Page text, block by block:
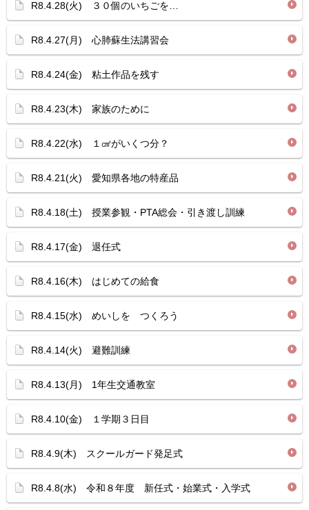
R8.4.28(火) ３０個のいちごを…
R8.4.27(月) 心肺蘇生法講習会
R8.4.24(金) 粘土作品を残す
R8.4.23(木) 家族のために
R8.4.22(水) １㎤がいくつ分？
R8.4.21(火) 愛知県各地の特産品
R8.4.18(土) 授業参観・PTA総会・引き渡し訓練
R8.4.17(金) 退任式
R8.4.16(木) はじめての給食
R8.4.15(水) めいしを つくろう
R8.4.14(火) 避難訓練
R8.4.13(月) 1年生交通教室
R8.4.10(金) １学期３日目
R8.4.9(木) スクールガード発足式
R8.4.8(水) 令和８年度 新任式・始業式・入学式